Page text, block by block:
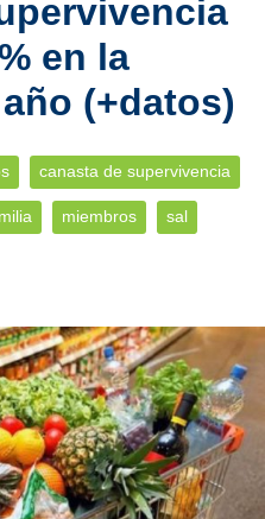
en la
(+datos)
canasta de supervivencia
miembros sal